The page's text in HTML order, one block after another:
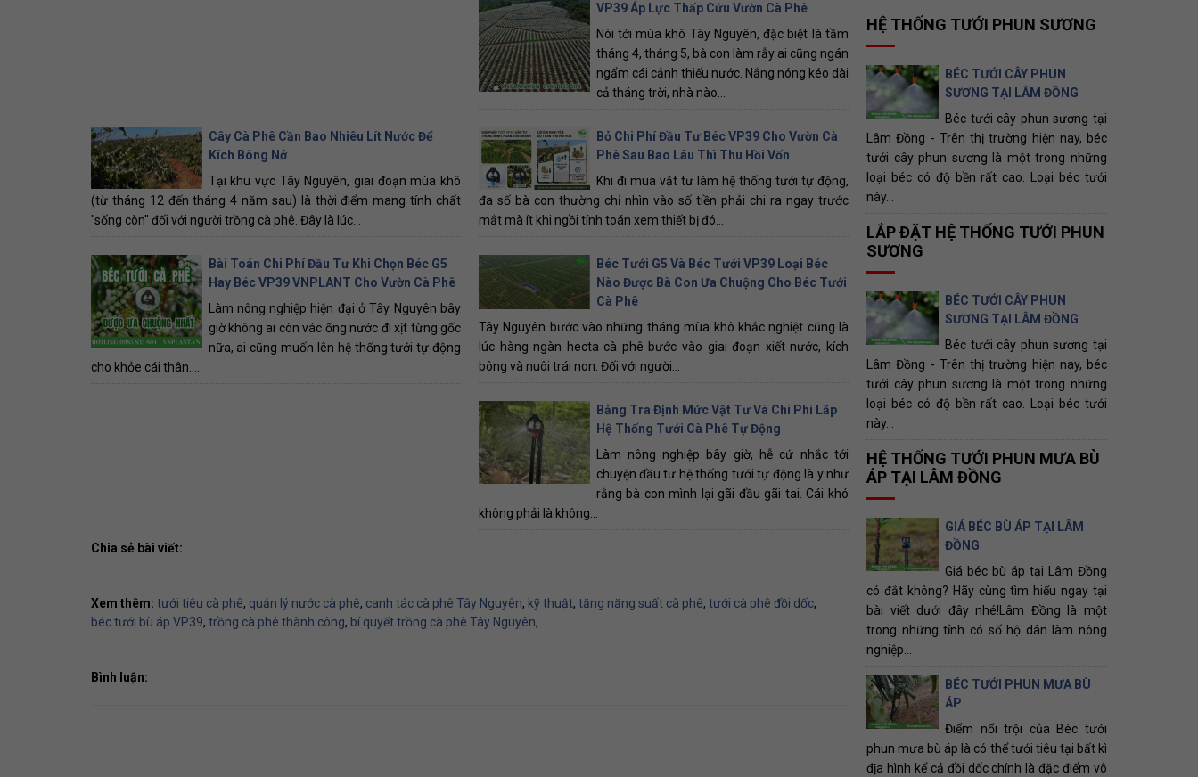
VP39 Áp Lực Thấp Cứu Vườn Cà Phê
Nói tới mùa khô Tây Nguyên, đặc biệt là tầm
tháng 4, tháng 5, bà con làm rẫy ai cũng ngán
ngẩm cái cảnh thiếu nước. Nắng nóng kéo dài
cả tháng trời, nhà nào...
Cây Cà Phê Cần Bao Nhiêu Lít Nước Để
Kích Bông Nở
Tại khu vực Tây Nguyên, giai đoạn mùa khô
(từ tháng 12 đến tháng 4 năm sau) là thời điểm mang tính chất
"sống còn" đối với người trồng cà phê. Đây là lúc...
Bỏ Chi Phí Đầu Tư Béc VP39 Cho Vườn Cà
Phê Sau Bao Lâu Thì Thu Hồi Vốn
Khi đi mua vật tư làm hệ thống tưới tự động,
đa số bà con thường chỉ nhìn vào số tiền phải chi ra ngay trước
mắt mà ít khi ngồi tính toán xem thiết bị đó...
Bài Toán Chi Phí Đầu Tư Khi Chọn Béc G5
Hay Béc VP39 VNPLANT Cho Vườn Cà Phê
Làm nông nghiệp hiện đại ở Tây Nguyên bây
giờ không ai còn vác ống nước đi xịt từng gốc
nữa, ai cũng muốn lên hệ thống tưới tự động
cho khỏe cái thân....
Béc Tưới G5 Và Béc Tưới VP39 Loại Béc
Nào Được Bà Con Ưa Chuộng Cho Béc Tưới
Cà Phê
Tây Nguyên bước vào những tháng mùa khô khắc nghiệt cũng là
lúc hàng ngàn hecta cà phê bước vào giai đoạn xiết nước, kích
bông và nuôi trái non. Đối với người...
Bảng Tra Định Mức Vật Tư Và Chi Phí Lắp
Hệ Thống Tưới Cà Phê Tự Động
Làm nông nghiệp bây giờ, hễ cứ nhắc tới
chuyện đầu tư hệ thống tưới tự động là y như
rằng bà con mình lại gãi đầu gãi tai. Cái khó
không phải là không...
Chia sẻ bài viết:
Xem thêm: tưới tiêu cà phê, quản lý nước cà phê, canh tác cà phê Tây Nguyên, kỹ thuật, tăng năng suất cà phê, tưới cà phê đồi dốc,
béc tưới bù áp VP39, trồng cà phê thành công, bí quyết trồng cà phê Tây Nguyên,
Bình luận:
HỆ THỐNG TƯỚI PHUN SƯƠNG
BÉC TƯỚI CÂY PHUN
SƯƠNG TẠI LÂM ĐỒNG
Béc tưới cây phun sương tại
Lâm Đồng - Trên thị trường hiện nay, béc
tưới cây phun sương là một trong những
loại béc có độ bền rất cao. Loại béc tưới
này...
LẮP ĐẶT HỆ THỐNG TƯỚI PHUN
SƯƠNG
BÉC TƯỚI CÂY PHUN
SƯƠNG TẠI LÂM ĐỒNG
Béc tưới cây phun sương tại
Lâm Đồng - Trên thị trường hiện nay, béc
tưới cây phun sương là một trong những
loại béc có độ bền rất cao. Loại béc tưới
này...
HỆ THỐNG TƯỚI PHUN MƯA BÙ
ÁP TẠI LÂM ĐỒNG
GIÁ BÉC BÙ ÁP TẠI LÂM
ĐỒNG
Giá béc bù áp tại Lâm Đồng
có đắt không? Hãy cùng tìm hiểu ngay tại
bài viết dưới đây nhé!Lâm Đồng là một
trong những tỉnh có số hộ dân làm nông
nghiệp...
BÉC TƯỚI PHUN MƯA BÙ
ÁP
Điểm nổi trội của Béc tưới
phun mưa bù áp là có thể tưới tiêu tại bất kì
địa hình kể cả đồi dốc chính là đặc điểm vô